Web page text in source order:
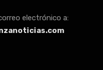
electrónico a: